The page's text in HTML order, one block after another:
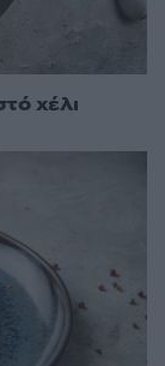
χέλι